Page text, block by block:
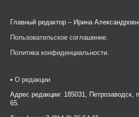
Главный редактор – Ирина
Пользовательское соглашение.
Политика конфиденциальности
• О редакции
Адрес редакции: 185031, Петрозаводск,
65.